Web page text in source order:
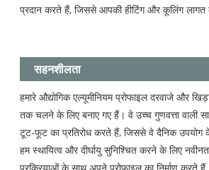
प्रदान करते हैं, जिससे आपकी हीटिंग और कूलिंग लागत
सहनशीलता
हमारे औद्योगिक एल्यूमीनियम प्रोफाइल दरवाजे और
तक चलने के लिए बनाए गए हैं। वे उच्च गुणवत्ता वाली
टूट-फूट का प्रतिरोध करते हैं, जिससे वे दैनिक उपयोग
हम स्थायित्व और दीर्घायु सुनिश्चित करने के लिए